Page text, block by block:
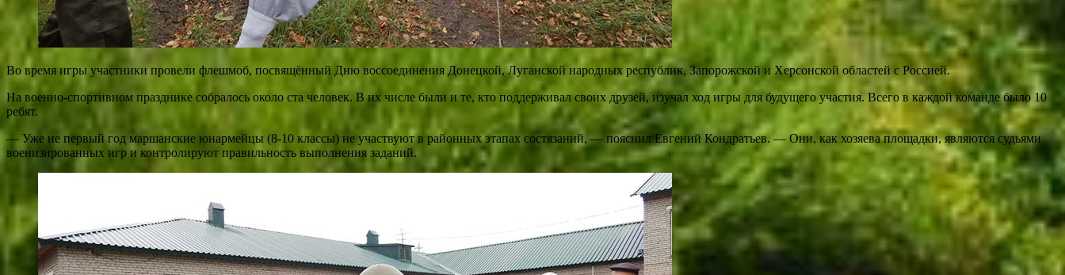
Во время игры участники провели флешмоб, посвящённый Дню воссоединения Донецкой, Луганской народных республик, Запорожской и Херсонской областей с Россией.
На военно-спортивном празднике собралось около ста человек. В их числе были и те, кто поддерживал своих друзей, изучал ход игры для будущего участия. Всего в каждой команде было 10
ребят.
— Уже не первый год маршанские юнармейцы (8-10 классы) не участвуют в районных этапах состязаний, — пояснил Евгений Кондратьев. — Они, как хозяева площадки, являются судьями
военизированных игр и контролируют правильность выполнения заданий.